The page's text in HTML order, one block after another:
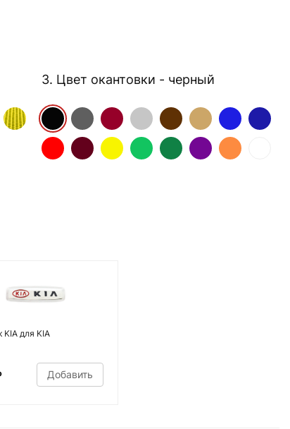
3. Цвет окантовки - черный
KIA для KIA
Добавить